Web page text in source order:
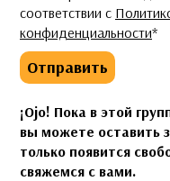
соответствии с
конфиденциальности*
Отправить
¡Ojo! Пока в этой
вы можете оставить
только появится
свяжемся с вами.